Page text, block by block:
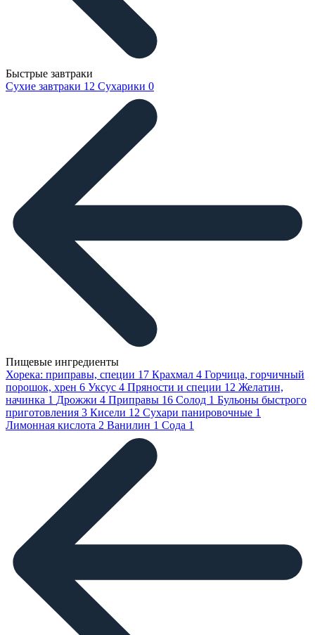
Быстрые завтраки
Сухие завтраки 12 Сухарики 0
Пищевые ингредиенты
Хорека: приправы, специи 17 Крахмал 4 Горчица, горчичный
порошок, хрен 6 Уксус 4 Пряности и специи 12 Желатин,
начинка 1 Дрожжи 4 Приправы 16 Солод 1 Бульоны быстрого
приготовления 3 Кисели 12 Сухари панировочные 1
Лимонная кислота 2 Ванилин 1 Сода 1